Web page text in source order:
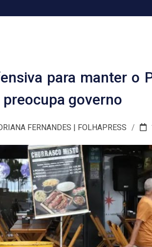
para manter o
governo
FERNANDES | FOLHAPRESS